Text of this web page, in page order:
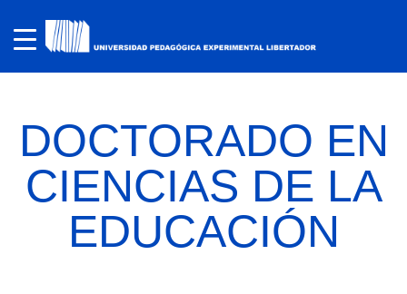
DOCTORADO EN
CIENCIAS DE LA
EDUCACIÓN